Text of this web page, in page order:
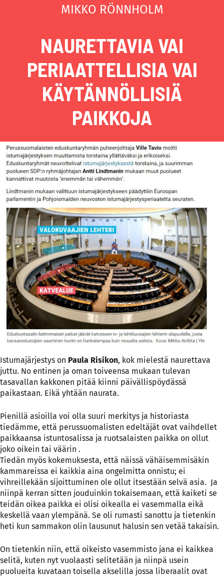
MIKKO RÖNNHOLM
NAURETTAVIA VAI
PERIAATTELLISIA VAI
KÄYTÄNNÖLLISIÄ
PAIKKOJA
Istumajärjestys on Paula Risikon, kok mielestä naurettava
juttu. No entinen ja oman toiveensa mukaan tulevan
tasavallan kakkonen pitää kiinni päivällispöydässä
paikastaan. Eikä yhtään naurata.
Pienillä asioilla voi olla suuri merkitys ja historiasta
tiedämme, että perussuomalisten edeltäjät ovat vaihdellet
paikkaansa istuntosalissa ja ruotsalaisten paikka on ollut
joko oikein tai väärin .
Tiedän myös kokemuksesta, että näissä vähäisemmisäkin
kammareissa ei kaikkia aina ongelmitta onnistu; ei
vihreillekään sijoittuminen ole ollut itsestään selvä asia. Ja
niinpä kerran sitten jouduinkin tokaisemaan, että kaiketi se
teidän oikea paikka ei olisi oikealla ei vasemmalla eikä
keskellä vaan ylempänä. Se oli rumasti sanottu ja tietenkin
heti kun sammakon olin lausunut halusin sen vetää takaisin.
On tietenkin niin, että oikeisto vasemmisto jana ei kaikkea
selitä, kuten nyt vuolaasti selitetään ja niinpä usein
puolueita kuvataan toisella akselilla jossa liberaalit ovat